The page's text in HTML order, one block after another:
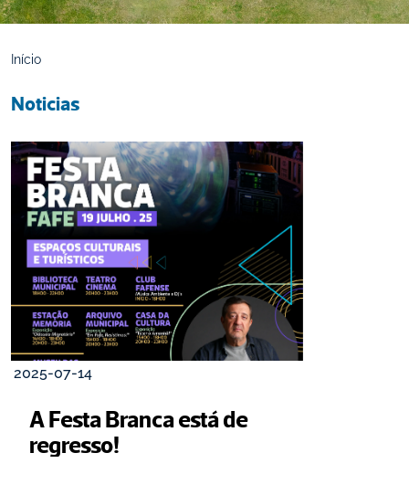
Início
Noticias
2025-07-14
A Festa Branca está de
regresso!